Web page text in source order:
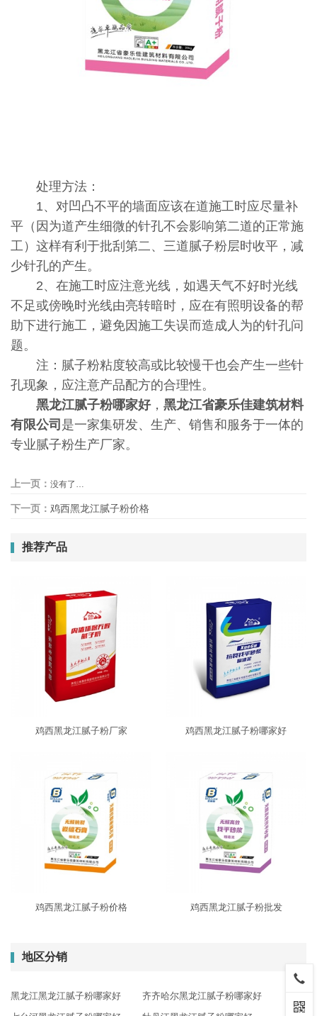
处理方法：
1、对凹凸不平的墙面应该在道施工时应尽量补
平（因为道产生细微的针孔不会影响第二道的正常施
工）这样有利于批刮第二、三道腻子粉层时收平，减
少针孔的产生。
2、在施工时应注意光线，如遇天气不好时光线
不足或傍晚时光线由亮转暗时，应在有照明设备的帮
助下进行施工，避免因施工失误而造成人为的针孔问
题。
注：腻子粉粘度较高或比较慢干也会产生一些针
孔现象，应注意产品配方的合理性。
黑龙江腻子粉哪家好， 黑龙江省豪乐佳建筑材料
有限公司 是一家集研发、生产、销售和服务于一体的
专业腻子粉生产厂家。
上一页： 没有了…
下一页： 鸡西黑龙江腻子粉价格
推荐产品
鸡西黑龙江腻子粉厂家 鸡西黑龙江腻子粉哪家好
鸡西黑龙江腻子粉价格 鸡西黑龙江腻子粉批发
地区分销
黑龙江黑龙江腻子粉哪家好
齐齐哈尔黑龙江腻子粉哪家好